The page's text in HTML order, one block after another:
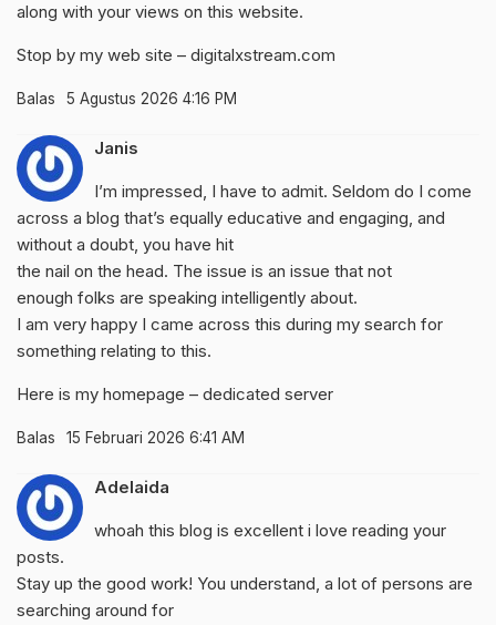
along with your views on this website.
Stop by my web site – digitalxstream.com
Balas 5 Agustus 2026 4:16 PM
Janis
I’m impressed, I have to admit. Seldom do I come
across a blog that’s equally educative and engaging, and
without a doubt, you have hit
the nail on the head. The issue is an issue that not
enough folks are speaking intelligently about.
I am very happy I came across this during my search for
something relating to this.
Here is my homepage – dedicated server
Balas 15 Februari 2026 6:41 AM
Adelaida
whoah this blog is excellent i love reading your
posts.
Stay up the good work! You understand, a lot of persons are
searching around for